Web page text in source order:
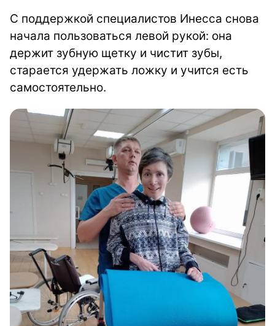
С поддержкой специалистов Инесса снова
начала пользоваться левой рукой: она
держит зубную щетку и чистит зубы,
старается удержать ложку и учится есть
самостоятельно.